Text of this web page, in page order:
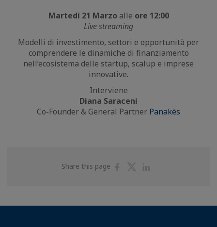
Martedì 21 Marzo alle ore 12:00
Live streaming
Modelli di investimento, settori e opportunità per
comprendere le dinamiche di finanziamento
nell’ecosistema delle startup, scalup e imprese
innovative.
Interviene
Diana Saraceni
Co-Founder & General Partner Panakès
Share this page
ShareShare